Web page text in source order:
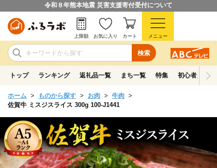
令和８年熊本地震 災害支援寄付受付について
検索
上限額 お気に入り カート メニュー
トップ ランキング 返礼品一覧 まち一覧 特集 初心者ガイド
ホーム ものから探す お肉
牛肉
佐賀牛 ミスジスライス 300g 100-J1441